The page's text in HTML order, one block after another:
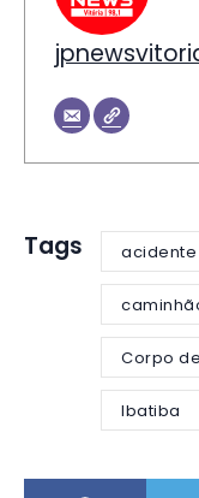
Tags acidente
Corpo
Ibatiba